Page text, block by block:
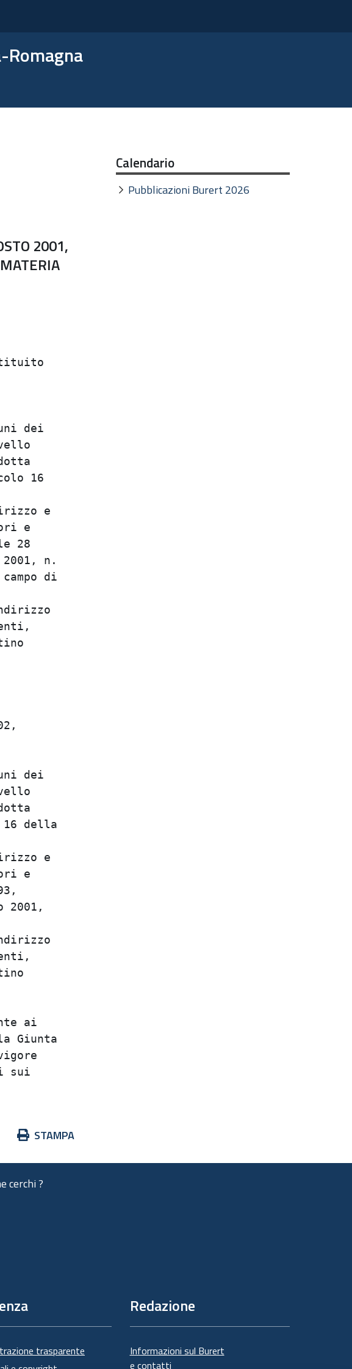
Romagna
2001,
11
34
2002
e' sostituito
tecnico
dei Comuni dei
il livello
adotta
16
2000.
di indirizzo e
obbligatori e
regionale 28
2001, n.
loro campo di
di indirizzo
cogenti,
nel Bollettino
i requisiti
11
1
31 del 2002,
tecnico
dei Comuni dei
il livello
adotta
16 della
di indirizzo e
obbligatori e
1995, n. 593,
gennaio 2001,
di indirizzo
cogenti,
nel Bollettino
i requisiti
via di prima
vigente ai
della Giunta
in vigore
sui
Azioni
documento
STAMPA
Calendario
Pubblicazioni Burert 2026
cerchi ?
trasparente
Redazione
Informazioni sul Burert
e contatti